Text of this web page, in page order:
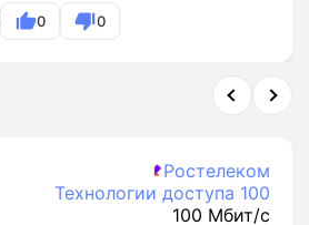
0 0
Ростелеком
Технологии доступа 100
100 Мбит/с